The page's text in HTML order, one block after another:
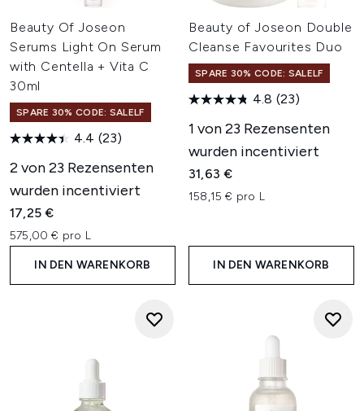
Beauty Of Joseon
Serums Light On Serum
with Centella + Vita C
30ml
SPARE 30% CODE: SALELF
4.4 (23)
2 von 23 Rezensenten
wurden incentiviert
17,25 €
575,00 € pro L
IN DEN WARENKORB
Beauty of Joseon Double
Cleanse Favourites Duo
SPARE 30% CODE: SALELF
4.8 (23)
1 von 23 Rezensenten
wurden incentiviert
31,63 €
158,15 € pro L
IN DEN WARENKORB